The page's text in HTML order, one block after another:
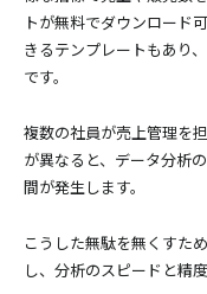
トが無料でダウンロード
きるテンプレートもあり
です。
複数の社員が売上管理を
が異なると、データ分析
間が発生します。
こうした無駄を無くすた
し、分析のスピードと精